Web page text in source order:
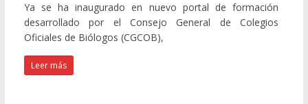
Ya se ha inaugurado en nuevo portal de formación
desarrollado por el Consejo General de Colegios
Oficiales de Biólogos (CGCOB),
Leer más